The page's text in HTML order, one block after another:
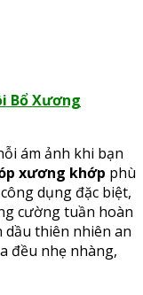
Bổ Xương
ám ảnh khi bạn
xương khớp phù
dụng đặc biệt,
cường tuần hoàn
dầu thiên nhiên an
đều nhẹ nhàng,